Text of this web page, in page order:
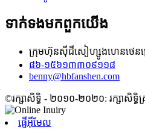
ទាក់ទង​មក​ពួក​យើង
ក្រុមហ៊ុនស៊ីជីសៀហ្សូងហេនថេន
៨៦-១៥៦១៣៣០៩១១៨
benny@hbfanshen.com
©រក្សាសិទ្ធិ - ២០១០-២០២០: រក្សាសិទ្ធិ
ផ្ញើអ៊ីមែល